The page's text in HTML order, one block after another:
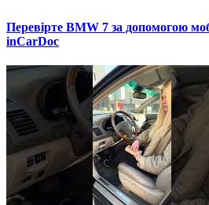
Перевірте BMW 7 за допомогою
inCarDoc